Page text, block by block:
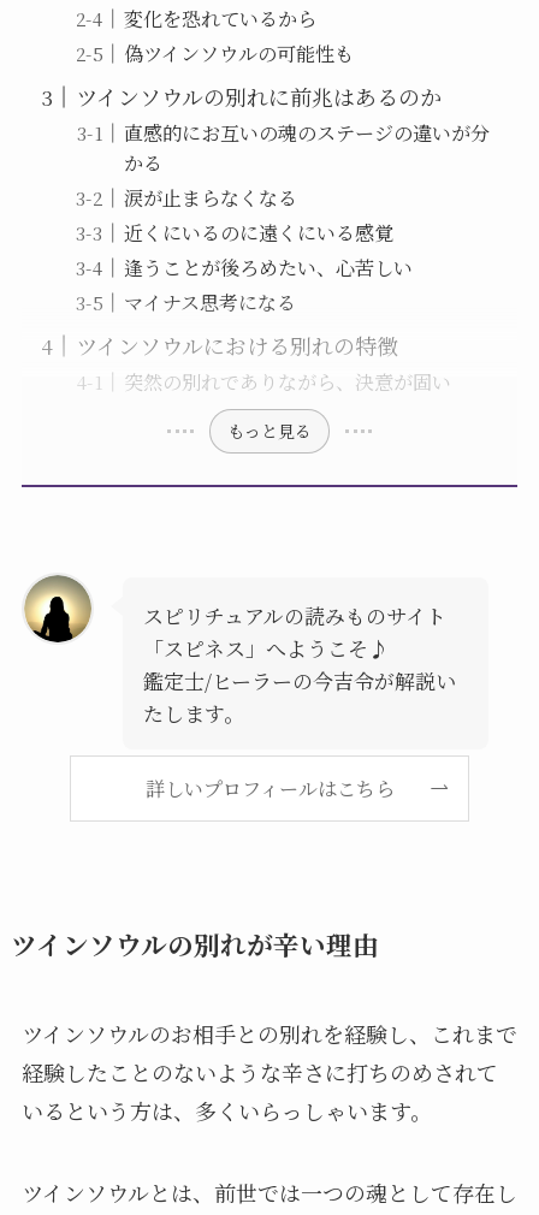
変化を恐れているから
偽ツインソウルの可能性も
ツインソウルの別れに前兆はあるのか
直感的にお互いの魂のステージの違いが分
かる
涙が止まらなくなる
近くにいるのに遠くにいる感覚
逢うことが後ろめたい、心苦しい
マイナス思考になる
ツインソウルにおける別れの特徴
突然の別れでありながら、決意が固い
もっと見る
スピリチュアルの読みものサイト
「スピネス」へようこそ♪
鑑定士/ヒーラーの今吉令が解説い
たします。
詳しいプロフィールはこちら
ツインソウルの別れが辛い理由
ツインソウルのお相手との別れを経験し、これまで
経験したことのないような辛さに打ちのめされて
いるという方は、多くいらっしゃいます。
ツインソウルとは、前世では一つの魂として存在し